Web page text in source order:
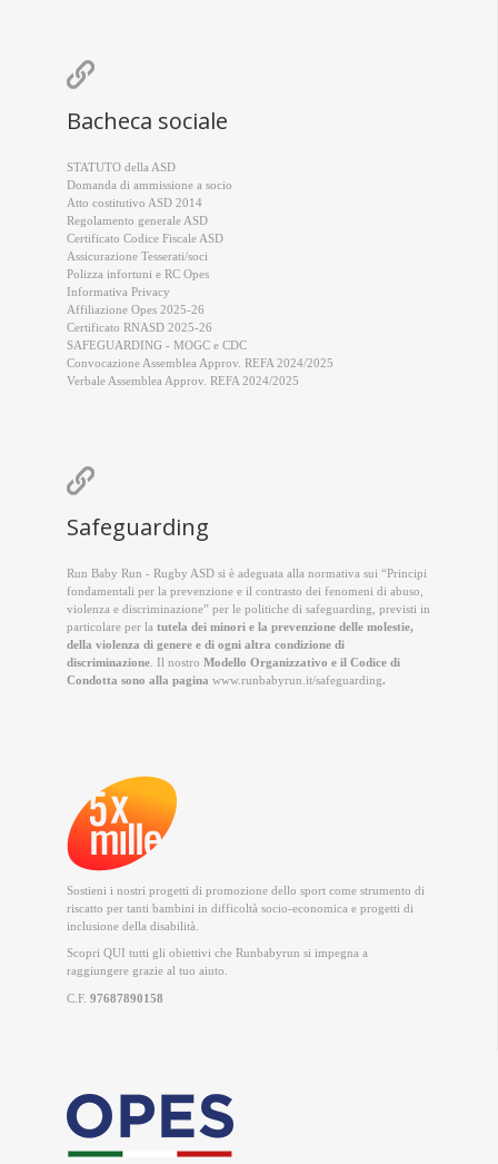

Bacheca sociale
STATUTO della ASD
Domanda di ammissione a socio
Atto costitutivo ASD 2014
Regolamento generale ASD
Certificato Codice Fiscale ASD
Assicurazione Tesserati/soci
Polizza infortuni e RC Opes
Informativa Privacy
Affiliazione Opes 2025-26
Certificato RNASD 2025-26
SAFEGUARDING - MOGC e CDC
Convocazione Assemblea Approv. REFA 2024/2025
Verbale Assemblea Approv. REFA 2024/2025

Safeguarding
Run Baby Run - Rugby ASD si è adeguata alla normativa sui “Principi
fondamentali per la prevenzione e il contrasto dei fenomeni di abuso,
violenza e discriminazione” per le politiche di safeguarding, previsti in
particolare per la tutela dei minori e la prevenzione delle molestie,
della violenza di genere e di ogni altra condizione di
discriminazione . Il nostro Modello Organizzativo e il Codice di
Condotta sono alla pagina www.runbabyrun.it/safeguarding.
Sostieni i nostri progetti di promozione dello sport come strumento di
riscatto per tanti bambini in difficoltà socio-economica e progetti di
inclusione della disabilità.
Scopri QUI tutti gli obiettivi che Runbabyrun si impegna a
raggiungere grazie al tuo aiuto.
C.F. 97687890158